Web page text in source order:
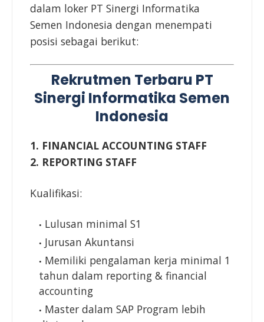
dalam loker PT Sinergi Informatika
Semen Indonesia dengan menempati
posisi sebagai berikut:
Rekrutmen Terbaru PT
Sinergi Informatika Semen
Indonesia
1. FINANCIAL ACCOUNTING STAFF
2. REPORTING STAFF
Kualifikasi:
Lulusan minimal S1
Jurusan Akuntansi
Memiliki pengalaman kerja minimal 1
tahun dalam reporting & financial
accounting
Master dalam SAP Program lebih